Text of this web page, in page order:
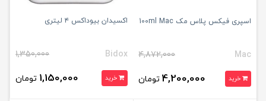
اسپری فیکس پلاس مک 100ml Mac
Mac
4,872,000
خرید 4,200,000 تومان
اکسیدان بیوداکس ۴ لیتری
Bidox
1,350,000
خرید 1,150,000 تومان